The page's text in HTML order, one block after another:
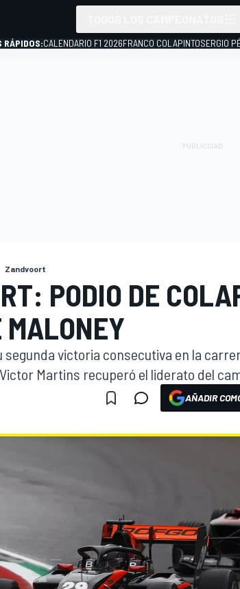
RÁPIDOS:CALENDARIO F1 2026FRANCO COLAPINTOSERGIO
Zandvoort
PODIO DE
segunda victoria consecutiva en la
Martins recuperó el liderato del
AÑADIR